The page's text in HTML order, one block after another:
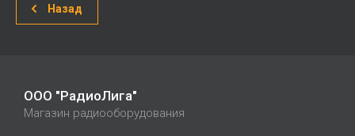
Назад
ООО "РадиоЛига"
Магазин радиооборудования